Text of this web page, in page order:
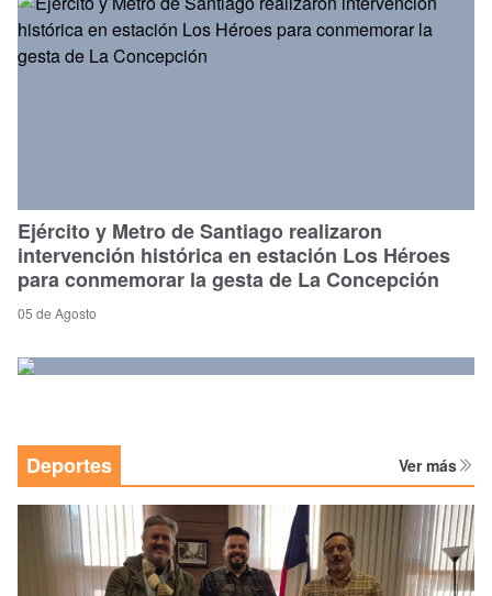
Ejército y Metro de Santiago realizaron
intervención histórica en estación Los Héroes
para conmemorar la gesta de La Concepción
05 de Agosto
Deportes Ver más